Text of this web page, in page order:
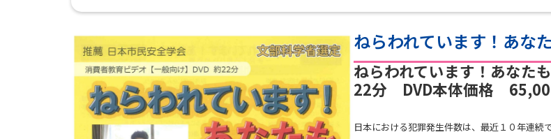
ねらわれています！あな
ねらわれています！あな
22分 DVD本体価格
日本における犯罪発生件数は、最近１０年連